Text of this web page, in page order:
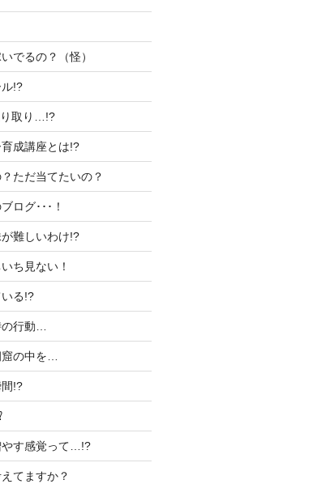
でるの？（怪）
ル!?
り取り…!?
成講座とは!?
ただ当てたいの？
ログ･･･！
難しいわけ!?
ち見ない！
いる!?
の行動…
窟の中を…
間!?
やす感覚って…!?
てますか？